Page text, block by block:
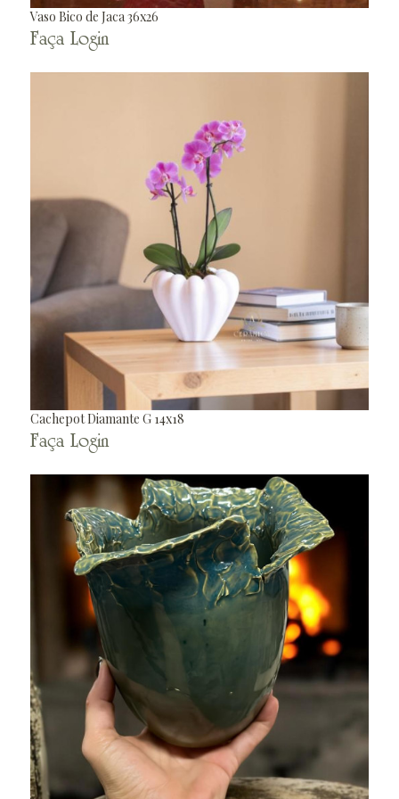
Vaso Bico de Jaca 36x26
Faça Login
Cachepot Diamante G 14x18
Faça Login